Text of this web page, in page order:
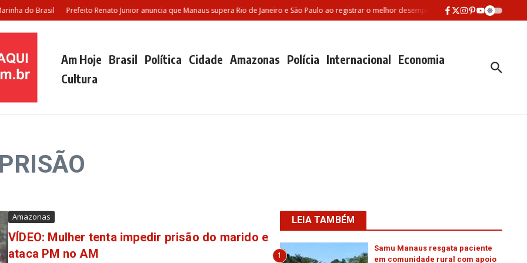
do Brasil Prefeito Renato Junior anuncia que Manaus supera Rio de Janeiro e São Paulo ao registrar o melhor desempenho entre as três maiores
Am Hoje Brasil Política Cidade Amazonas Polícia Internacional Economia
Cultura
Amazonas
VÍDEO: Mulher tenta impedir prisão do marido e
ataca PM no AM
LEIA TAMBÉM
1
Samu Manaus resgata paciente
em comunidade rural com apoio